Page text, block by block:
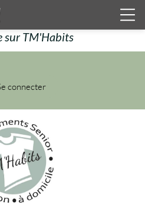
sur TM'Habits
connecter